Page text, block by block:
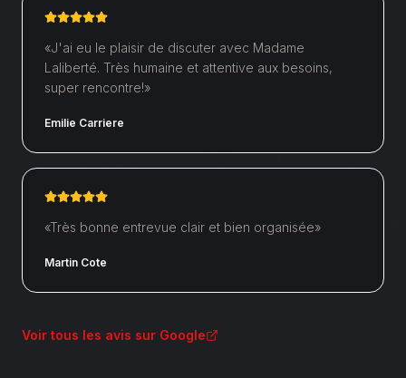
«J'ai eu le plaisir de discuter avec Madame
Laliberté. Très humaine et attentive aux besoins,
super rencontre!»
Emilie Carriere
«Très bonne entrevue clair et bien organisée»
Martin Cote
Voir tous les avis sur Google